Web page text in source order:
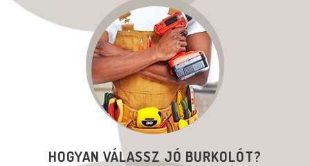
HOGYAN VÁLASSZ JÓ BURKOLÓT?